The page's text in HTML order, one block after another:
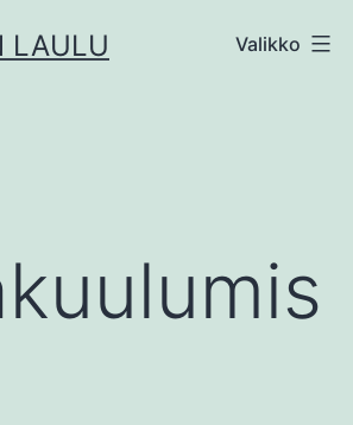
LAULU
Valikko